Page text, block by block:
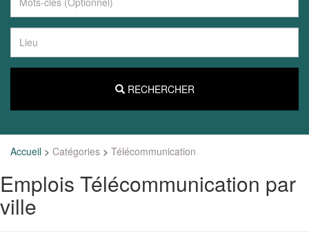
RECHERCHER
Accueil > Catégories > Télécommunication
Emplois Télécommunication par
ville